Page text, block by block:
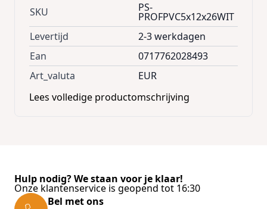
Alle buizen en koppelstukken zijn van
genummerde stickers voorzien die
corresponderen met de tekening in de
gebruiksaanwijzing.
Gewicht: ca. 450 kilo
Verpakking: 6 dozen
Fire-resistant Partytent Professional
Extra hoog: 230 cm doorloophoogte
SKU PS-
PROFPVC5x12x26WIT
Levertijd
2-3 werkdagen
Ean
0717762028493
Art_valuta
EUR
Lees volledige productomschrijving
Hulp nodig? We staan voor je klaar!
Onze klantenservice is geopend tot 16:30
Bel met ons